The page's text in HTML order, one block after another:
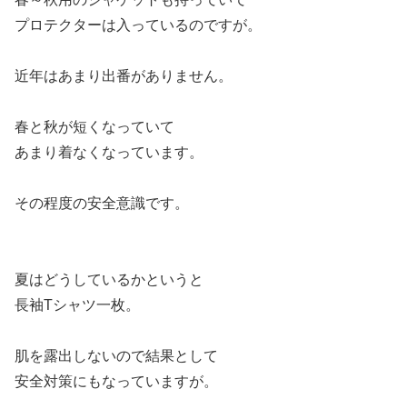
プロテクターは入っているのですが。
近年はあまり出番がありません。
春と秋が短くなっていて
あまり着なくなっています。
その程度の安全意識です。
夏はどうしているかというと
長袖Tシャツ一枚。
肌を露出しないので結果として
安全対策にもなっていますが。